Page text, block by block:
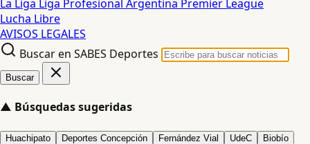
La Liga Liga Profesional Argentina Premier League
Lucha Libre
AVISOS LEGALES
Buscar en SABES Deportes
Buscar
▲ Búsquedas sugeridas
Huachipato Deportes Concepción Fernández Vial UdeC Biobío